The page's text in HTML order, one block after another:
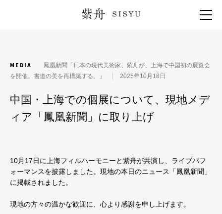
紫舟 SISYU
MEDIA
鳳凰新聞「日本の現代美術家、紫舟が、上海で中国初の展覧会
を開催。書道の美を再構築する。」
2025年10月18日
中国・上海での個展について、現地メデ
ィア「鳳凰新聞」に取り上げ
10月17日に上海フィルハーモニーと紫舟が共演し、ライブパフ
ォーマンスを披露しました。現地の本日のニュース「鳳凰新聞」
に掲載されました。
現地の方々の温かな歓迎に、心より感謝を申し上げます。